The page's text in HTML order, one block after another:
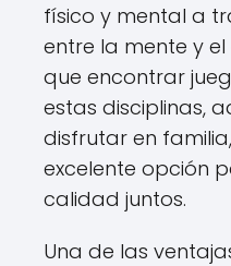
físico y mental a
entre la mente y el
que encontrar
estas disciplinas,
disfrutar en
excelente opción
calidad juntos.
Una de las